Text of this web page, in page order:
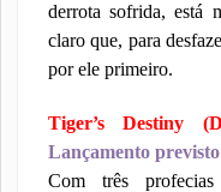
derrota sofrida, está
claro que, para
por ele primeiro.
Tiger’s Destiny
Lançamento
Com três